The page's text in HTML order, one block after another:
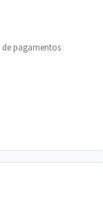
pagamentos